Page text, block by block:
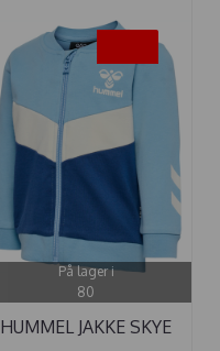
På lager i
80
HUMMEL JAKKE SKYE